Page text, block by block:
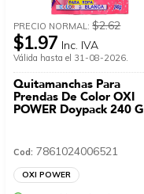
PRECIO NORMAL:$2.62
$1.97 Inc. IVA
Válida hasta el 31-08-2026.
Quitamanchas Para
Prendas De Color OXI
POWER Doypack 240 G
Cod: 7861024006521
OXI POWER